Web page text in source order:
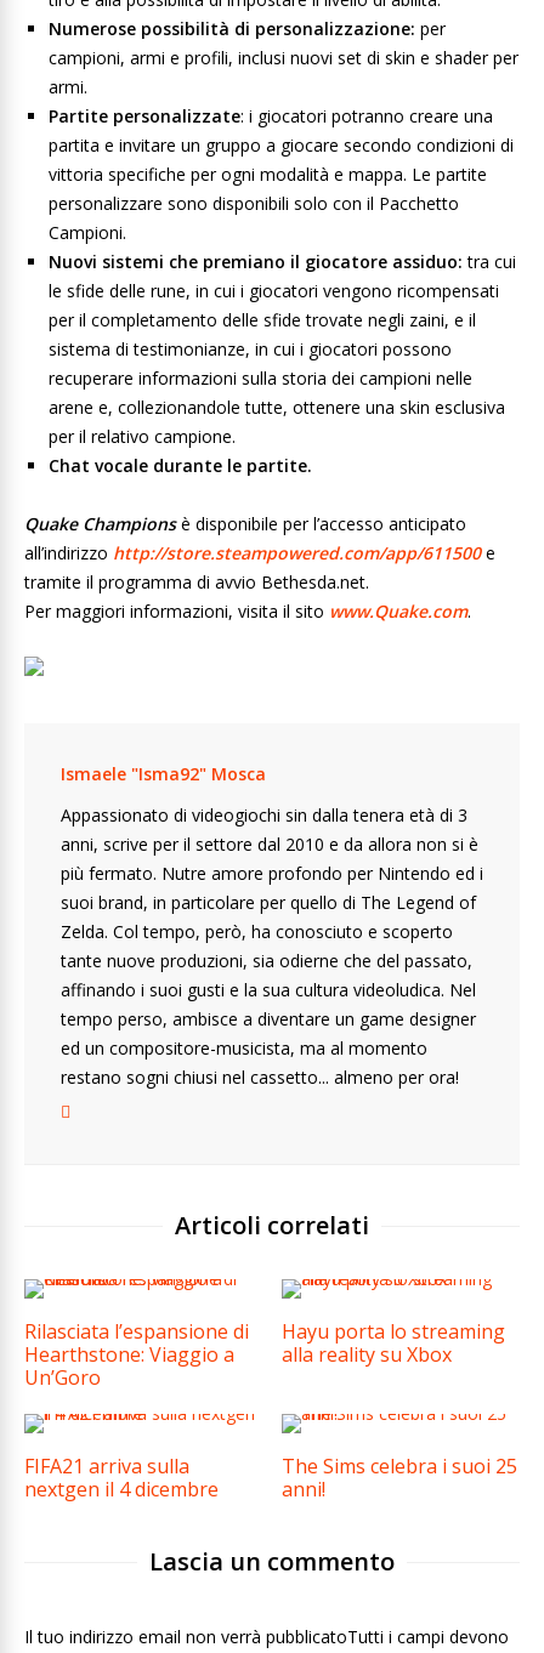
Numerose possibilità di personalizzazione: per
campioni, armi e profili, inclusi nuovi set di skin e shader per
armi.
Partite personalizzate: i giocatori potranno creare una
partita e invitare un gruppo a giocare secondo condizioni di
vittoria specifiche per ogni modalità e mappa. Le partite
personalizzare sono disponibili solo con il Pacchetto
Campioni.
Nuovi sistemi che premiano il giocatore assiduo:tra cui
le sfide delle rune, in cui i giocatori vengono ricompensati
per il completamento delle sfide trovate negli zaini, e il
sistema di testimonianze, in cui i giocatori possono
recuperare informazioni sulla storia dei campioni nelle
arene e, collezionandole tutte, ottenere una skin esclusiva
per il relativo campione.
Chat vocale durante le partite.
Quake Championsè disponibile per l’accesso anticipato
all’indirizzo http://store.steampowered.com/app/611500e
tramite il programma di avvio Bethesda.net.
Per maggiori informazioni, visita il sito www.Quake.com.
Ismaele "Isma92" Mosca
Appassionato di videogiochi sin dalla tenera età di 3
anni, scrive per il settore dal 2010 e da allora non si è
più fermato. Nutre amore profondo per Nintendo ed i
suoi brand, in particolare per quello di The Legend of
Zelda. Col tempo, però, ha conosciuto e scoperto
tante nuove produzioni, sia odierne che del passato,
affinando i suoi gusti e la sua cultura videoludica. Nel
tempo perso, ambisce a diventare un game designer
ed un compositore-musicista, ma al momento
restano sogni chiusi nel cassetto... almeno per ora!
Articoli correlati
Rilasciata l’espansione di
Hearthstone: Viaggio a
Un’Goro
Hayu porta lo streaming
alla reality su Xbox
FIFA21 arriva sulla
nextgen il 4 dicembre
The Sims celebra i suoi 25
anni!
Lascia un commento
Il tuo indirizzo email non verrà pubblicatoTutti i campi devono